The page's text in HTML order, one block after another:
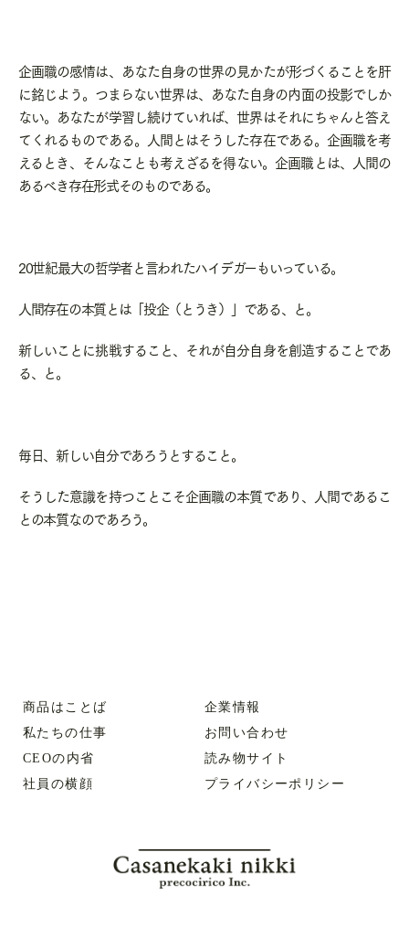
企画職の感情は、あなた自身の世界の見かたが形づくることを肝
に銘じよう。つまらない世界は、あなた自身の内面の投影でしか
ない。あなたが学習し続けていれば、世界はそれにちゃんと答え
てくれるものである。人間とはそうした存在である。企画職を考
えるとき、そんなことも考えざるを得ない。企画職とは、人間の
あるべき存在形式そのものである。
20世紀最大の哲学者と言われたハイデガーもいっている。
人間存在の本質とは「投企（とうき）」である、と。
新しいことに挑戦すること、それが自分自身を創造することであ
る、と。
毎日、新しい自分であろうとすること。
そうした意識を持つことこそ企画職の本質であり、人間であるこ
との本質なのであろう。
商品はことば
私たちの仕事
CEOの内省
社員の横顔
企業情報
お問い合わせ
読み物サイト
プライバシーポリシー